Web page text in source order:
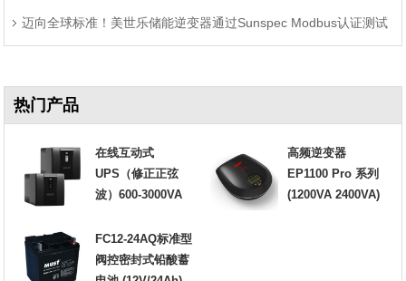
程 迈向全球标准！美世乐储能逆变器通过Sunspec Modbus认证测试
热门产品
在线互动式
UPS（修正正弦
波）600-3000VA
高频逆变器
EP1100 Pro 系列
(1200VA 2400VA)
FC12-24AQ标准型
阀控密封式铅酸蓄